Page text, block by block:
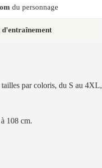
du personnage
tailles par coloris, du S au 4XL,
108 cm.